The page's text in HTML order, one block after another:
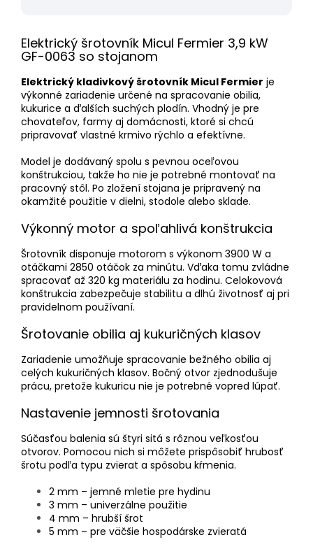
Elektrický šrotovník Micul Fermier 3,9 kW
GF-0063 so stojanom
Elektrický kladivkový šrotovník Micul Fermier je
výkonné zariadenie určené na spracovanie obilia,
kukurice a ďalších suchých plodín. Vhodný je pre
chovateľov, farmy aj domácnosti, ktoré si chcú
pripravovať vlastné krmivo rýchlo a efektívne.
Model je dodávaný spolu s pevnou oceľovou
konštrukciou, takže ho nie je potrebné montovať na
pracovný stôl. Po zložení stojana je pripravený na
okamžité použitie v dielni, stodole alebo sklade.
Výkonný motor a spoľahlivá konštrukcia
Šrotovník disponuje motorom s výkonom 3900 W a
otáčkami 2850 otáčok za minútu. Vďaka tomu zvládne
spracovať až 320 kg materiálu za hodinu. Celokovová
konštrukcia zabezpečuje stabilitu a dlhú životnosť aj pri
pravidelnom používaní.
Šrotovanie obilia aj kukuričných klasov
Zariadenie umožňuje spracovanie bežného obilia aj
celých kukuričných klasov. Bočný otvor zjednodušuje
prácu, pretože kukuricu nie je potrebné vopred lúpať.
Nastavenie jemnosti šrotovania
Súčasťou balenia sú štyri sitá s rôznou veľkosťou
otvorov. Pomocou nich si môžete prispôsobiť hrubosť
šrotu podľa typu zvierat a spôsobu kŕmenia.
2 mm – jemné mletie pre hydinu
3 mm – univerzálne použitie
4 mm – hrubší šrot
5 mm – pre väčšie hospodárske zvieratá